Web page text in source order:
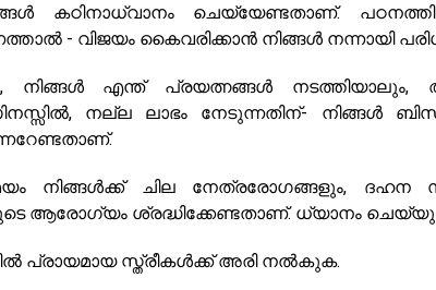
കഠിനാധ്വാനം ചെയ്യേണ്ടതാണ്.
- വിജയം കൈവരിക്കാൻ നിങ്ങൾ നന്നായി
നിങ്ങൾ എന്ത് പ്രയത്നങ്ങൾ നടത്തിയാലും,
നല്ല ലാഭം നേടുന്നതിന്- നിങ്ങൾ
ചില നേത്രരോഗങ്ങളും, ദഹന
ആരോഗ്യം ശ്രദ്ധിക്കേണ്ടതാണ്. ധ്യാനം
പ്രായമായ സ്ത്രീകൾക്ക് അരി നൽകുക.